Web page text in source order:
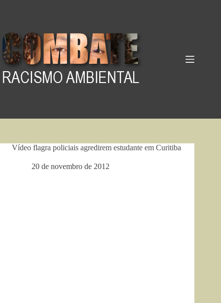
Vídeo flagra policiais agredirem estudante em Curitiba
20 de novembro de 2012